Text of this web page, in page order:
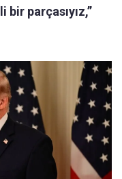
bir parçasıyız,”